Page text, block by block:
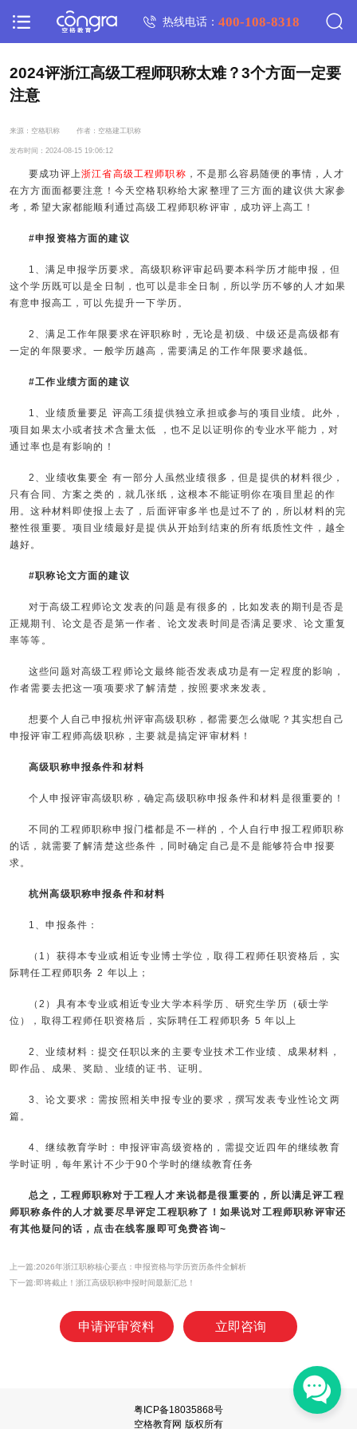
热线电话：400-108-8318
2024评浙江高级工程师职称太难？3个方面一定要
注意
来源：空格职称 作者：空格建工职称
发布时间：2024-08-15 19:06:12
要成功评上浙江省高级工程师职称 ，不是那么容易随便的事情，人才
在方方面面都要注意！今天空格职称给大家整理了三方面的建议供大家参
考，希望大家都能顺利通过高级工程师职称评审，成功评上高工！
#申报资格方面的建议
1、满足申报学历要求。高级职称评审起码要本科学历才能申报，但
这个学历既可以是全日制，也可以是非全日制，所以学历不够的人才如果
有意申报高工，可以先提升一下学历。
2、满足工作年限要求在评职称时，无论是初级、中级还是高级都有
一定的年限要求。一般学历越高，需要满足的工作年限要求越低。
#工作业绩方面的建议
1、业绩质量要足 评高工须提供独立承担或参与的项目业绩。此外，
项目如果太小或者技术含量太低 ，也不足以证明你的专业水平能力，对
通过率也是有影响的！
2、业绩收集要全 有一部分人虽然业绩很多，但是提供的材料很少，
只有合同、方案之类的，就几张纸，这根本不能证明你在项目里起的作
用。这种材料即使报上去了，后面评审多半也是过不了的，所以材料的完
整性很重要。项目业绩最好是提供从开始到结束的所有纸质性文件，越全
越好。
#职称论文方面的建议
对于高级工程师论文发表的问题是有很多的，比如发表的期刊是否是
正规期刊、论文是否是第一作者、论文发表时间是否满足要求、论文重复
率等等。
这些问题对高级工程师论文最终能否发表成功是有一定程度的影响，
作者需要去把这一项项要求了解清楚，按照要求来发表。
想要个人自己申报杭州评审高级职称，都需要怎么做呢？其实想自己
申报评审工程师高级职称，主要就是搞定评审材料！
高级职称申报条件和材料
个人申报评审高级职称，确定高级职称申报条件和材料是很重要的！
不同的工程师职称申报门槛都是不一样的，个人自行申报工程师职称
的话，就需要了解清楚这些条件，同时确定自己是不是能够符合申报要
求。
杭州高级职称申报条件和材料
1、申报条件：
（1）获得本专业或相近专业博士学位，取得工程师任职资格后，实
际聘任工程师职务 2 年以上；
（2）具有本专业或相近专业大学本科学历、研究生学历（硕士学
位），取得工程师任职资格后，实际聘任工程师职务 5 年以上
2、业绩材料：提交任职以来的主要专业技术工作业绩、成果材料，
即作品、成果、奖励、业绩的证书、证明。
3、论文要求：需按照相关申报专业的要求，撰写发表专业性论文两
篇。
4、继续教育学时：申报评审高级资格的，需提交近四年的继续教育
学时证明，每年累计不少于90个学时的继续教育任务
总之，工程师职称对于工程人才来说都是很重要的，所以满足评工程
师职称条件的人才就要尽早评定工程职称了！如果说对工程师职称评审还
有其他疑问的话，点击在线客服即可免费咨询~
上一篇:2026年浙江职称核心要点：申报资格与学历资历条件全解析
下一篇:即将截止！浙江高级职称申报时间最新汇总！
申请评审资料 立即咨询
粤ICP备18035868号
空格教育网 版权所有